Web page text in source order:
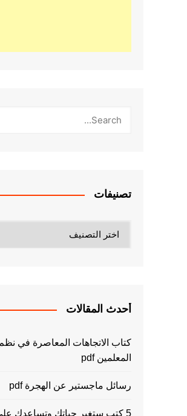
تصنيفات
أحدث المقالات
كتاب الاتجاهات المعاصرة في
المعلمين pdf
رسائل ماجستير عن الهجرة pdf
5 كتب ستغير حياتك وتساعدك